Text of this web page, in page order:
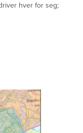
hver for seg;